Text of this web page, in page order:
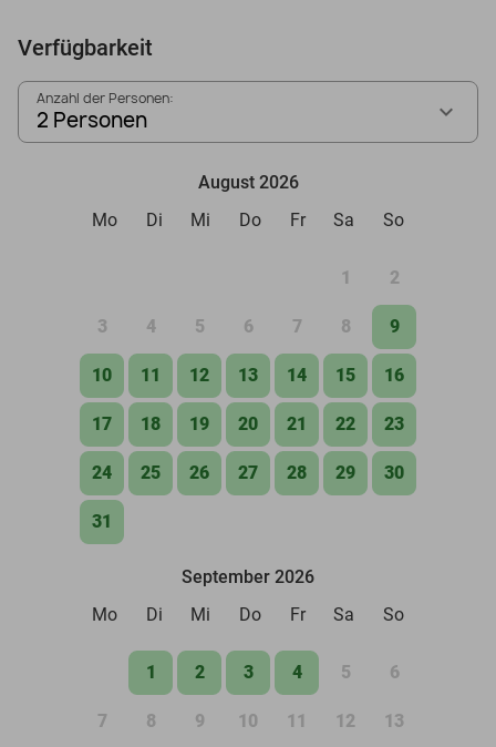
Verfügbarkeit
Anzahl der Personen:
2 Personen
August 2026
Mo
Di Mi Do Fr Sa So
1 2
3 4 5 6 7 8 9
10 11 12 13 14 15 16
17 18 19 20 21 22 23
24 25 26 27 28 29 30
31
September 2026
Mo
Di Mi Do Fr Sa So
1 2 3 4 5 6
7 8 9 10 11 12 13